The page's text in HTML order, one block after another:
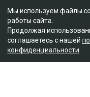
Мы используем файлы
работы сайта.
Продолжая
соглашаетесь с нашей
конфиденциальности